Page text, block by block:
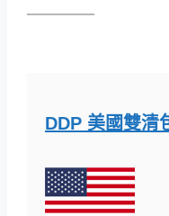
DDP 美國雙清